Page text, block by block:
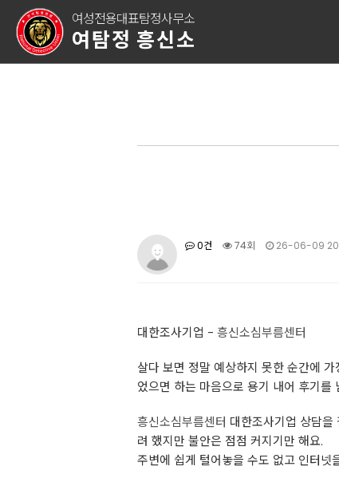
여성전용대표탐정사무소
여탐정 흥신소
0건 74회 26-06-09
대한조사기업 - 흥신소심부름센터
살다 보면 정말 예상하지 못한 순간에
었으면 하는 마음으로 용기 내어 후기를
흥신소심부름센터 대한조사기업 상담을
려 했지만 불안은 점점 커지기만 해요.
주변에 쉽게 털어놓을 수도 없고 인터넷